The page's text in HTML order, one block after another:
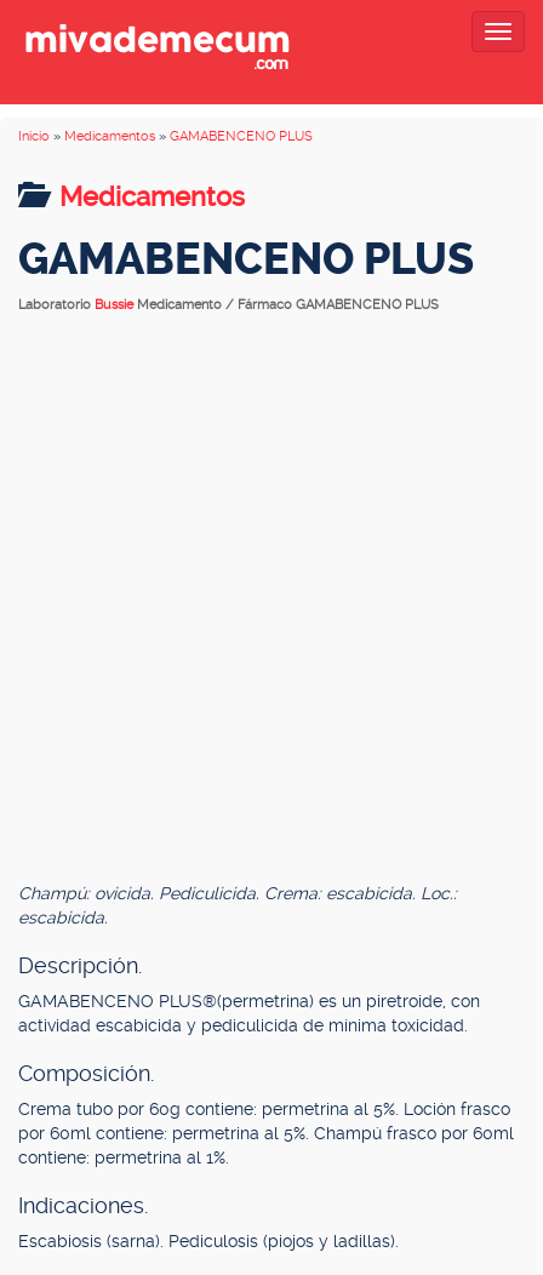
Inicio » Medicamentos » GAMABENCENO PLUS
Medicamentos
GAMABENCENO PLUS
Laboratorio Bussie Medicamento / Fármaco GAMABENCENO PLUS
Champú: ovicida. Pediculicida. Crema: escabicida. Loc.:
escabicida.
Descripción.
GAMABENCENO PLUS®(permetrina) es un piretroide, con
actividad escabicida y pediculicida de mínima toxicidad.
Composición.
Crema tubo por 60g contiene: permetrina al 5%. Loción frasco
por 60ml contiene: permetrina al 5%. Champú frasco por 60ml
contiene: permetrina al 1%.
Indicaciones.
Escabiosis (sarna). Pediculosis (piojos y ladillas).